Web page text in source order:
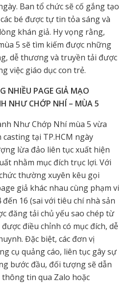
Ban tổ chức sẽ cố gắng tạo
bé được tự tin tỏa sáng và
khán giả. Hy vọng rằng,
5 sẽ tìm kiếm được những
dễ thương và truyền tải được
việc giáo dục con trẻ.
NHIỀU PAGE GIẢ MẠO
NHƯ CHỚP NHÍ – MÙA 5
Như Chớp Nhí mùa 5 vừa
tại TP.HCM ngày
lừa đảo liên tục xuất hiện
nhằm mục đích trục lợi. Với
thường xuyên kêu gọi
giả khác nhau cùng phạm vi
16 (sai với tiêu chí nhà sản
đăng tải chủ yếu sao chép từ
điều chỉnh có mục đích, dễ
Đặc biệt, các đơn vị
cụ quảng cáo, liên tục gây sự
bước đầu, đối tượng sẽ dẫn
tin qua Zalo hoặc